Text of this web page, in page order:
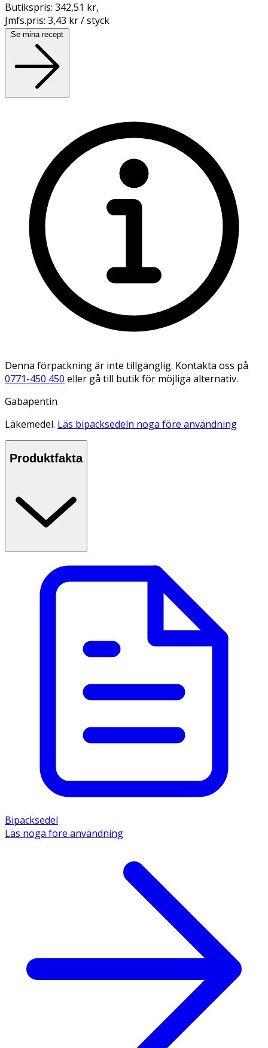
Butikspris: 342,51 kr,
Jmfs.pris: 3,43 kr / styck
Se mina recept
Denna förpackning är inte tillgänglig. Kontakta oss på
0771-450 450 eller gå till butik för möjliga alternativ.
Gabapentin
Läkemedel. Läs bipacksedeln noga före användning
Produktfakta
Bipacksedel
Läs noga före användning